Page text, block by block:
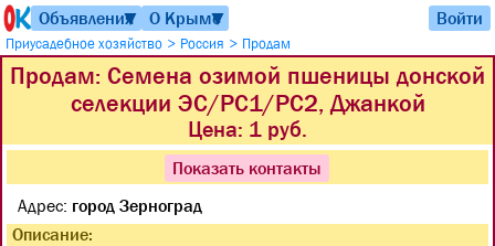
Объявления
▼ О Крыме
▼ Войти
Приусадебное хозяйство > Россия > Продам
Продам: Семена озимой пшеницы донской
селекции ЭС/РС1/РС2, Джанкой
Цена: 1 руб.
Показать контакты
Адрес: город Зерноград
Описание: